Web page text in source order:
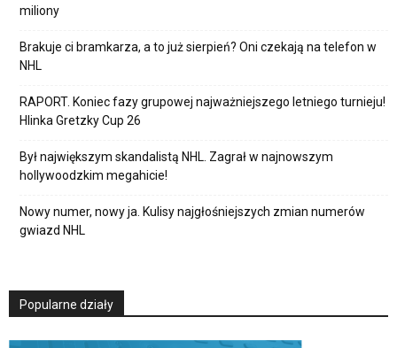
miliony
Brakuje ci bramkarza, a to już sierpień? Oni czekają na telefon w
NHL
RAPORT. Koniec fazy grupowej najważniejszego letniego turnieju!
Hlinka Gretzky Cup 26
Był największym skandalistą NHL. Zagrał w najnowszym
hollywoodzkim megahicie!
Nowy numer, nowy ja. Kulisy najgłośniejszych zmian numerów
gwiazd NHL
Popularne działy